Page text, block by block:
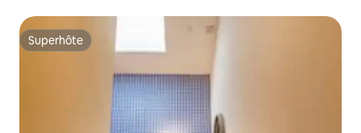
Superhôte
Superhôte